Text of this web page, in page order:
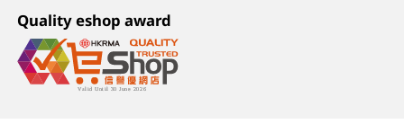
Quality eshop award